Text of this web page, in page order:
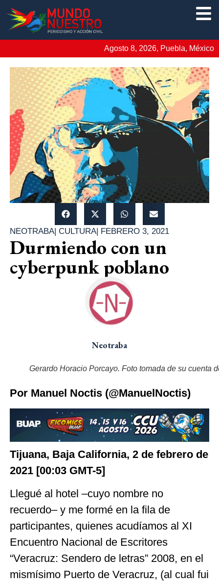
Agosto 8, 2026, Puebla, México
NEOTRABA| CULTURA| FEBRERO 3, 2021
Durmiendo con un
cyberpunk poblano
Neotraba
Gerardo Horacio Porcayo. Foto tomada de su cuenta
Por Manuel Noctis (@ManuelNoctis)
Tijuana, Baja California, 2 de febrero de
2021 [00:03 GMT-5]
Llegué al hotel –cuyo nombre no
recuerdo– y me formé en la fila de
participantes, quienes acudíamos al XI
Encuentro Nacional de Escritores
“Veracruz: Sendero de letras” 2008, en el
mismísimo Puerto de Veracruz, (al cual fui